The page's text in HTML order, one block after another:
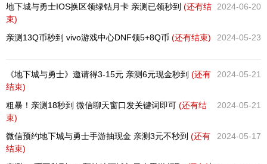
2024-06-20
地下城与勇士IOS换区领绿钻月卡 亲测已领秒到 (还有结
束)
2024-05-23
亲测13Q币秒到 vivo游戏中心DNF领5+8Q币 (还有结束)
2024-05-21
《地下城与勇士》邀请得3-15元 亲测6元现金秒到 (还有
结束)
2024-05-21
粗暴！亲测18秒到 微信聊天窗口发关键词即可 (还有结
束)
2024-05-17
微信预约地下城与勇士手游抽现金 亲测3元不秒到 (还有
结束)